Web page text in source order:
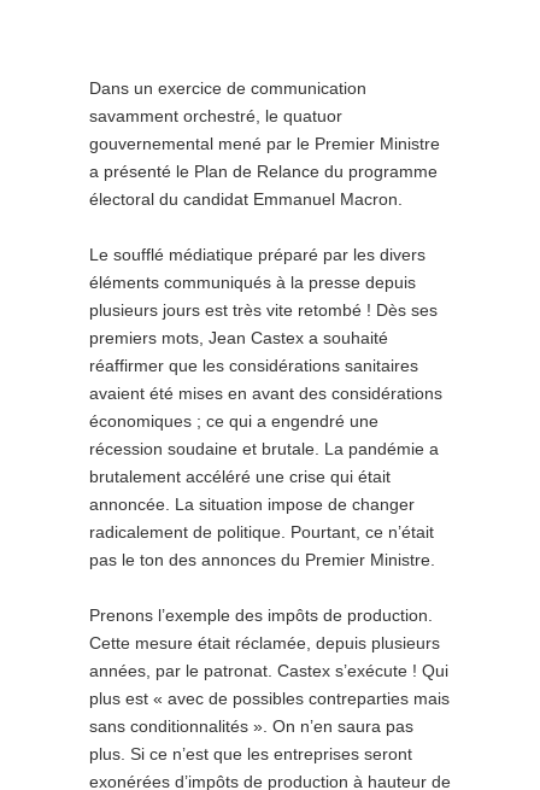
Dans un exercice de communication
savamment orchestré, le quatuor
gouvernemental mené par le Premier Ministre
a présenté le Plan de Relance du programme
électoral du candidat Emmanuel Macron.
Le soufflé médiatique préparé par les divers
éléments communiqués à la presse depuis
plusieurs jours est très vite retombé ! Dès ses
premiers mots, Jean Castex a souhaité
réaffirmer que les considérations sanitaires
avaient été mises en avant des considérations
économiques ; ce qui a engendré une
récession soudaine et brutale. La pandémie a
brutalement accéléré une crise qui était
annoncée. La situation impose de changer
radicalement de politique. Pourtant, ce n’était
pas le ton des annonces du Premier Ministre.
Prenons l’exemple des impôts de production.
Cette mesure était réclamée, depuis plusieurs
années, par le patronat. Castex s’exécute ! Qui
plus est « avec de possibles contreparties mais
sans conditionnalités ». On n’en saura pas
plus. Si ce n’est que les entreprises seront
exonérées d’impôts de production à hauteur de